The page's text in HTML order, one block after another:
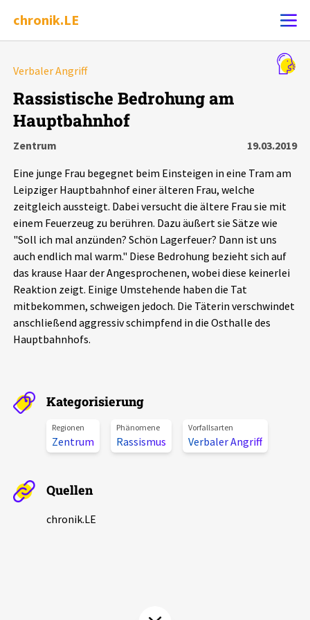
chronik.LE
Chronik
Leipziger Zustände
Schlaglichter
Phänomene
Aktuelles
Veranstaltungen
Podcasts
Projektbeschreibung
Kontakt
Spenden
chronik.LE in der Presse
Verbaler Angriff
Rassistische Bedrohung am
Hauptbahnhof
Zentrum
19.03.2019
Eine junge Frau begegnet beim Einsteigen in eine Tram am
Leipziger Hauptbahnhof einer älteren Frau, welche
zeitgleich aussteigt. Dabei versucht die ältere Frau sie mit
einem Feuerzeug zu berühren. Dazu äußert sie Sätze wie
"Soll ich mal anzünden? Schön Lagerfeuer? Dann ist uns
auch endlich mal warm." Diese Bedrohung bezieht sich auf
das krause Haar der Angesprochenen, wobei diese keinerlei
Reaktion zeigt. Einige Umstehende haben die Tat
mitbekommen, schweigen jedoch. Die Täterin verschwindet
anschließend aggressiv schimpfend in die Osthalle des
Hauptbahnhofs.
Kategorisierung
Regionen
Zentrum
Phänomene
Rassismus
Vorfallsarten
Verbaler Angriff
Quellen
chronik.LE
Alle Ereignisse
Ereignisse
Ereignisse